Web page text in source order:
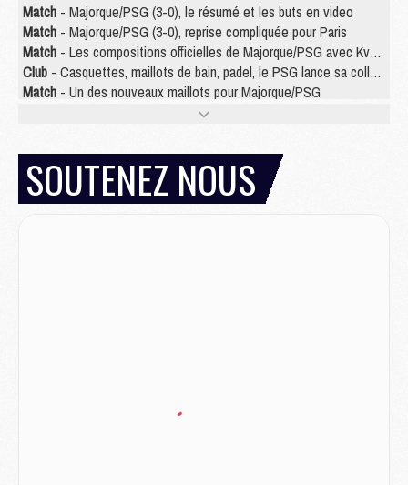
Match - Majorque/PSG (3-0), le résumé et les buts en video
Match - Majorque/PSG (3-0), reprise compliquée pour Paris
Match - Les compositions officielles de Majorque/PSG avec Kvara et de nombreux jeunes
Club - Casquettes, maillots de bain, padel, le PSG lance sa collection été
Match - Un des nouveaux maillots pour Majorque/PSG
- Le PSG prépare une nouvelle offre pour Suzuki
Match- Le groupe pour Majorque/PSG avec 11 absents
Mercato- Le PSG officialise un quatrième prêt
Mercato- Liverpool ne veut pas que Barcola au PSG
- Le PSG veut accélérer, Ferran Torres temporise
SOUTENEZ NOUS